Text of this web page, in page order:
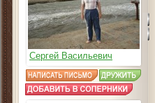
Сергей Васильевич